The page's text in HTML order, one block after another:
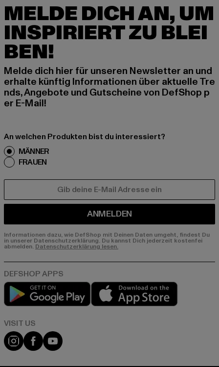
MELDE DICH AN, UM
INSPIRIERT ZU BLEI
BEN!
Melde dich hier für unseren Newsletter an und
erhalte künftig Informationen über aktuelle Tre
nds, Angebote und Gutscheine von DefShop p
er E-Mail!
An welchen Produkten bist du interessiert?
MÄNNER
FRAUEN
ANMELDEN
Informationen dazu, wie DefShop mit Deinen Daten umgeht, findest Du
in unserer Datenschutzerklärung. Du kannst Dich jederzeit kostenfei
abmelden. Datenschutzerklärung lesen.
Play market
Visit our Instagram page:
Visit our Facebook page:
Visit our YouTube channel: